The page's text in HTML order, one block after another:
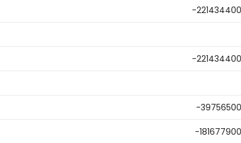
-
-
-
-